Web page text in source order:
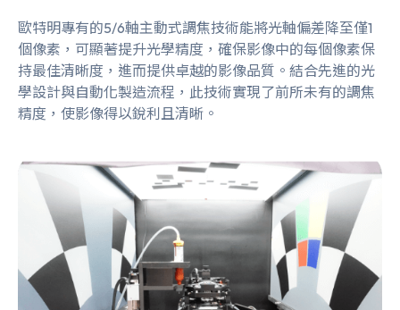
歐特明專有的5/6軸主動式調焦技術能將光軸偏差降至僅1
個像素，可顯著提升光學精度，確保影像中的每個像素保
持最佳清晰度，進而提供卓越的影像品質。結合先進的光
學設計與自動化製造流程，此技術實現了前所未有的調焦
精度，使影像得以銳利且清晰。